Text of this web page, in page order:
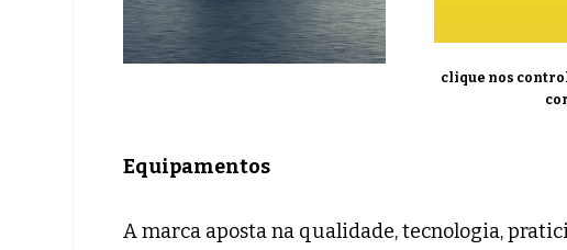
clique nos
Equipamentos
A marca aposta na qualidade, tecnologia,